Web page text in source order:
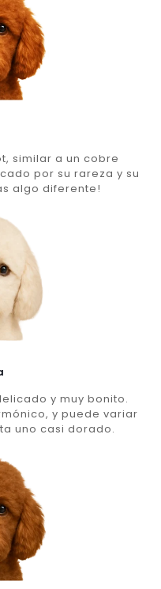
similar a un cobre
por su rareza y su
algo diferente!
y muy bonito.
y puede variar
uno casi dorado.